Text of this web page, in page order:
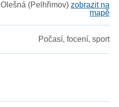
Olešná (Pelhřimov) zobrazit na
mapě
Počasí, focení, sport